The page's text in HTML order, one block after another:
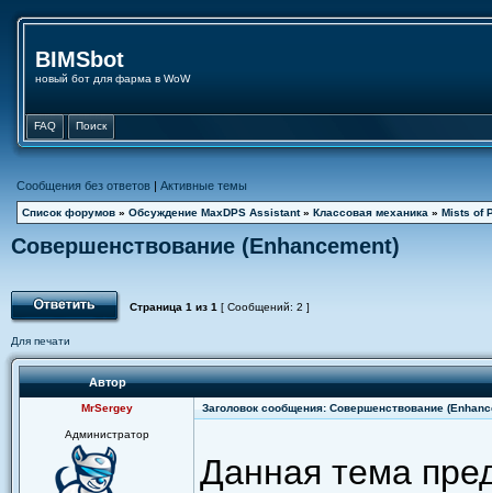
BIMSbot
новый бот для фарма в WoW
FAQ Поиск
Сообщения без ответов | Активные темы
Список форумов » Обсуждение MaxDPS Assistant» Классовая механика » Mists of
Совершенствование (Enhancement)
Страница 1 из 1 [ Сообщений: 2 ]
Для печати
Автор
MrSergey Заголовок сообщения: Совершенствование
Администратор
Данная тема